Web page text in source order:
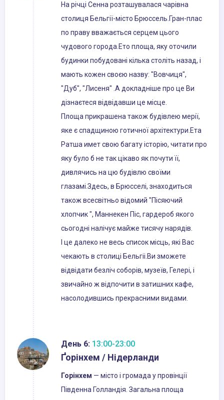
На річці Сенна розташувалася чарівна
столиця Бельгії-місто Брюссель.Гран-плас
по праву вважається серцем цього
чудового города.Ето площа, яку оточили
будинки побудовані кілька століть назад, і
мають кожен своєю назву: "Вовчиця",
"Дуб", "Лисеня" .А докладніше про це Ви
дізнаєтеся відвідавши це місце.
Площа прикрашена також будівлею мерії,
яке є спадщиною готичної архітектури.Ета
Ратша имет свою багату історію, читати про
яку було б не так цікаво як почути її,
дивлячись на цю будівлю своїми
глазамі.Здесь, в Брюсселі, знаходиться
також всесвітньо відомий "Пісяючий
хлопчик ", Маннекен Піс, гардероб якого
сьогодні налічує майже тисячу нарядів.
І це далеко не весь список місць, які Вас
чекають в столиці Бельгіі.Ви зможете
відвідати безліч соборів, музеїв, Гелері, і
звичайно ж відпочити в затишних кафе,
насолодившись прекрасними видами.
День 6: 13:00-23:00
Ґорінхем / Нідерланди
Горінхем — місто і громада у провінції
Південна Голландія. Загальна площа